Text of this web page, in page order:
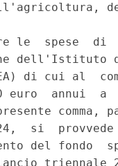
le  spese  di
dell'Istituto
di cui al
euro  annui  a
comma,
si
del fondo
triennale